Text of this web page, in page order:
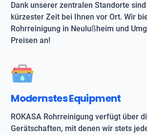
Dank unserer zentralen Standorte
kürzester Zeit bei Ihnen vor Ort. Wir
Rohrreinigung in Neulußheim und
Preisen an!
Modernstes Equipment
ROKASA Rohrreinigung verfügt über
Gerätschaften, mit denen wir stets